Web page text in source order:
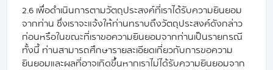
2.6 เพื่อดำเนินการตามวัตถุประสงค์ที่เราได้รับความยินยอม
จากท่าน ซึ่งเราจะแจ้งให้ท่านทราบถึงวัตถุประสงค์ดังกล่าว
ก่อนหรือในขณะที่เราขอความยินยอมจากท่านเป็นรายกรณี
ทั้งนี้ ท่านสามารถศึกษารายละเอียดเกี่ยวกับการขอความ
ยินยอมและผลที่อาจเกิดขึ้นหากเราไม่ได้รับความยินยอมจาก